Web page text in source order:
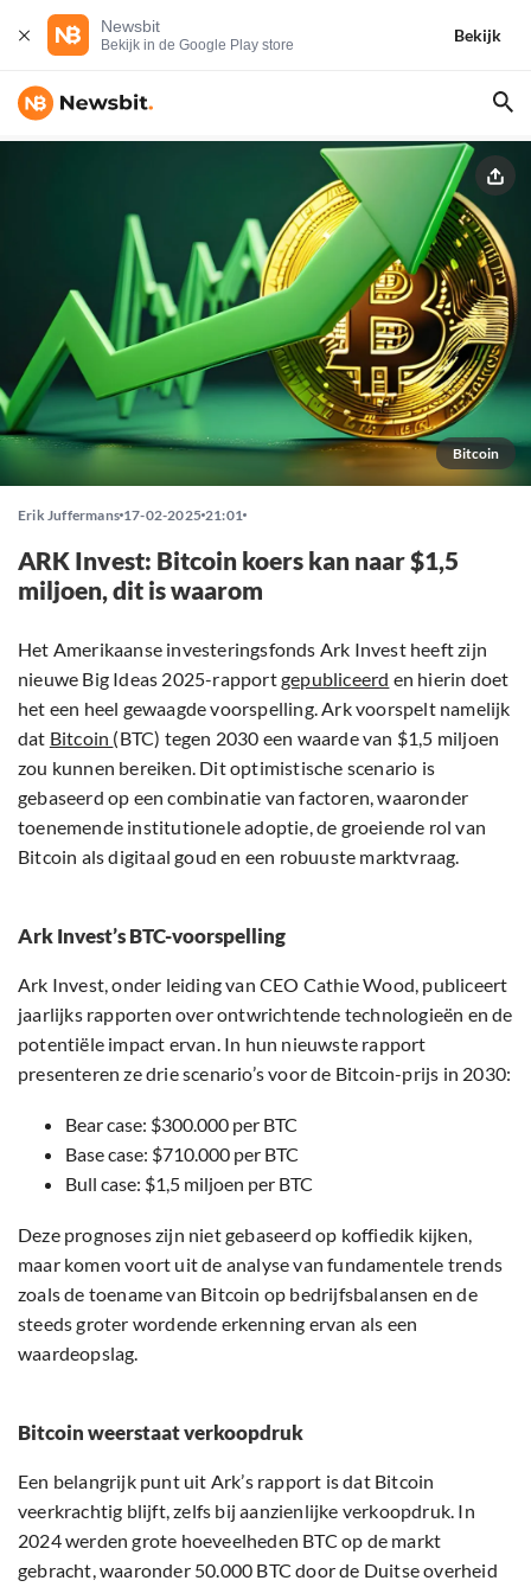
Newsbit
Bekijk in de Google Play store
Bekijk
Bitcoin
Erik Juffermans 17-02-2025 21:01
ARK Invest: Bitcoin koers kan naar $1,5
miljoen, dit is waarom
Het Amerikaanse investeringsfonds Ark Invest heeft zijn
nieuwe Big Ideas 2025-rapportgepubliceerd en hierin doet
het een heel gewaagde voorspelling. Ark voorspelt namelijk
dat Bitcoin (BTC) tegen 2030 een waarde van $1,5 miljoen
zou kunnen bereiken. Dit optimistische scenario is
gebaseerd op een combinatie van factoren, waaronder
toenemende institutionele adoptie, de groeiende rol van
Bitcoin als digitaal goud en een robuuste marktvraag.
Ark Invest’s BTC-voorspelling
Ark Invest, onder leiding van CEO Cathie Wood, publiceert
jaarlijks rapporten over ontwrichtende technologieën en de
potentiële impact ervan. In hun nieuwste rapport
presenteren ze drie scenario’s voor de Bitcoin-prijs in 2030:
Bear case: $300.000 per BTC
Base case: $710.000 per BTC
Bull case: $1,5 miljoen per BTC
Deze prognoses zijn niet gebaseerd op koffiedik kijken,
maar komen voort uit de analyse van fundamentele trends
zoals de toename van Bitcoin op bedrijfsbalansen en de
steeds groter wordende erkenning ervan als een
waardeopslag.
Bitcoin weerstaat verkoopdruk
Een belangrijk punt uit Ark’s rapport is dat Bitcoin
veerkrachtig blijft, zelfs bij aanzienlijke verkoopdruk. In
2024 werden grote hoeveelheden BTC op de markt
gebracht, waaronder 50.000 BTC door de Duitse overheid